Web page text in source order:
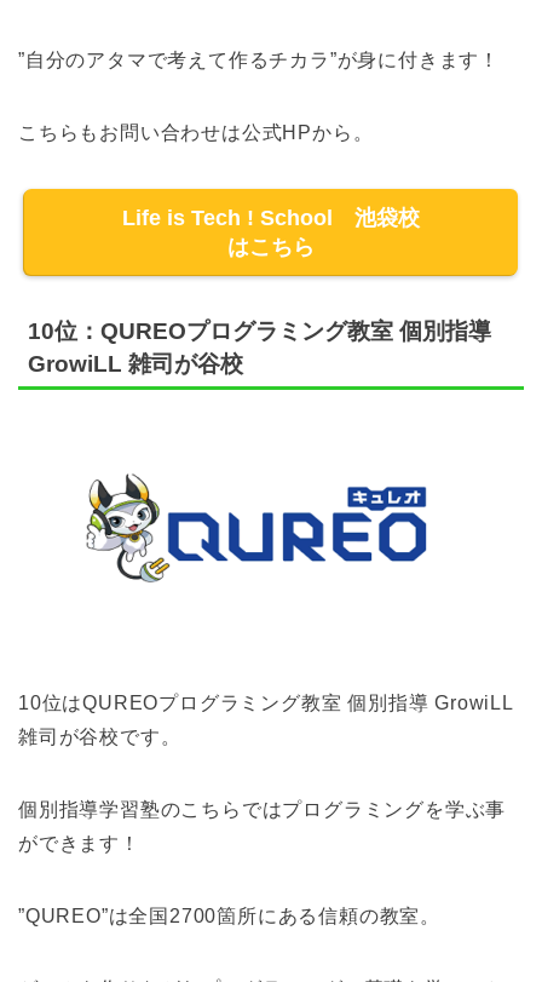
”自分のアタマで考えて作るチカラ”が身に付きます！
こちらもお問い合わせは公式HPから。
Life is Tech ! School 池袋校
はこちら
10位：QUREOプログラミング教室 個別指導
GrowiLL 雑司が谷校
10位はQUREOプログラミング教室 個別指導 GrowiLL
雑司が谷校です。
個別指導学習塾のこちらではプログラミングを学ぶ事
ができます！
”QUREO”は全国2700箇所にある信頼の教室。